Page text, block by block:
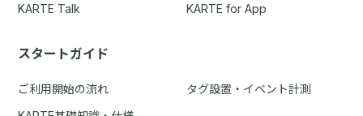
KARTE Talk
KARTE for App
スタートガイド
ご利用開始の流れ
タグ設置・イベント計測